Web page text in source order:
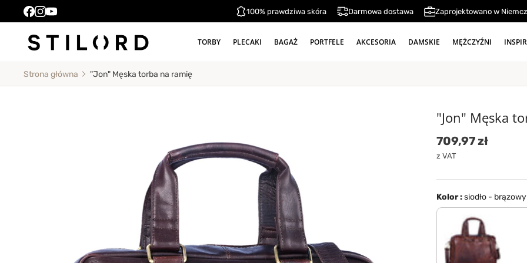
100% prawdziwa skóra Darmowa dostawa Zaprojektowano w
TORBY PLECAKI BAGAŻ PORTFELE AKCESORIA DAMSKIE MĘŻCZYŹNI
Strona główna "Jon" Męska torba na ramię
"Jon" Męska
Cena
709,97 zł
z VAT
Kolor :siodło - brązowy
koniakowy -